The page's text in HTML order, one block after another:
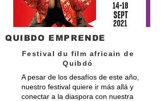
QUIBDO EMPRENDE
Festival du film africain de
Quibdó
A pesar de los desafíos de este año,
nuestro festival quiere ir más allá y
conectar a la diaspora con nuestra